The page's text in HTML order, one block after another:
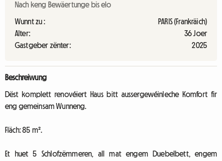
Nach keng Bewäertunge bis elo
Wunnt zu :
PARIS (Frankräich)
Alter:
36 Joer
Gastgeber zënter:
2025
Beschreiwung
Dëst komplett renovéiert Haus bitt aussergewéinleche Komfort fir
eng gemeinsam Wunneng.
Fläch: 85 m².
Et huet 5 Schlofzëmmeren, all mat engem Duebelbett, engem